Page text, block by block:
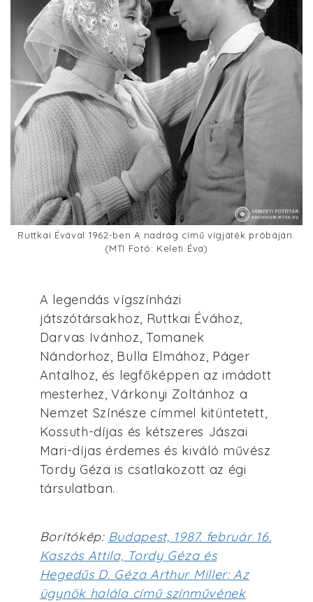
Ruttkai Évával 1962-ben A nadrág című vígjáték próbáján.
(MTI Fotó: Keleti Éva)
A legendás vígszínházi
játszótársakhoz, Ruttkai Évához,
Darvas Ivánhoz, Tomanek
Nándorhoz, Bulla Elmához, Páger
Antalhoz, és legfőképpen az imádott
mesterhez, Várkonyi Zoltánhoz a
Nemzet Színésze címmel kitüntetett,
Kossuth-díjas és kétszeres Jászai
Mari-díjas érdemes és kiváló művész
Tordy Géza is csatlakozott az égi
társulatban.
Borítókép: Budapest, 1987. február 16.
Kaszás Attila, Tordy Géza és
Hegedűs D. Géza Arthur Miller: Az
ügynök halála című színművének